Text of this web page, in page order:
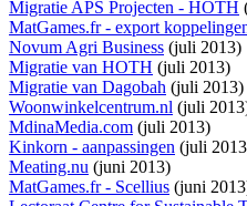
Migratie APS Projecten - HOTH
MatGames.fr - export
Novum Agri Business (juli 2013)
Migratie van HOTH (juli 2013)
Migratie van Dagobah (juli 2013)
Woonwinkelcentrum.nl (juli
MdinaMedia.com (juli 2013)
Kinkorn - aanpassingen (juli
Meating.nu (juni 2013)
MatGames.fr - Scellius (juni